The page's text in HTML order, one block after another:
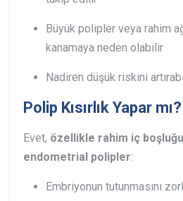
Büyük polipler veya rahim
kanamaya neden olabilir
Nadiren düşük riskini
Polip Kısırlık Yapar mı?
Evet, özellikle rahim iç
endometrial polipler:
Embriyonun tutunmasını